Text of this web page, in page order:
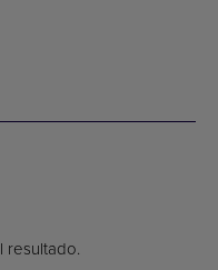
resultado.